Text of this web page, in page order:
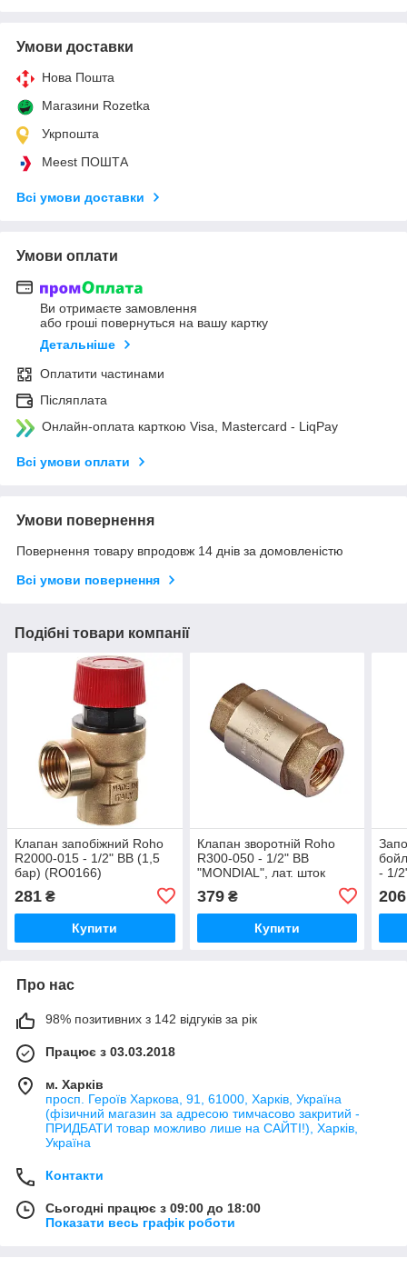
Умови доставки
Нова Пошта
Магазини Rozetka
Укрпошта
Meest ПОШТА
Всі умови доставки
Умови оплати
Ви отримаєте замовлення
або гроші повернуться на вашу картку
Детальніше
Оплатити частинами
Післяплата
Онлайн-оплата карткою Visa, Mastercard - LiqPay
Всі умови оплати
Умови повернення
Повернення товару впродовж 14 днів за домовленістю
Всі умови повернення
Подібні товари компанії
Клапан запобіжний Roho
R2000-015 - 1/2" ВВ (1,5
бар) (RO0166)
281 ₴
Купити
Клапан зворотній Roho
R300-050 - 1/2" ВВ
"MONDIAL", лат. шток
379₴
Купити
- 1/
206
Про нас
98% позитивних з 142 відгуків за рік
Працює з 03.03.2018
м. Харків
просп. Героїв Харкова, 91, 61000, Харків, Україна
(фізичний магазин за адресою тимчасово закритий -
ПРИДБАТИ товар можливо лише на САЙТІ!), Харків,
Україна
Контакти
Сьогодні працює з 09:00 до 18:00
Показати весь графік роботи